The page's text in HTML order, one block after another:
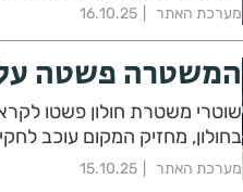
מערכת האתר 16.10.25
המשטרה פשטה על
שוטרי משטרת
בחולון, מחזיק המקום עוכב
מערכת האתר 15.10.25